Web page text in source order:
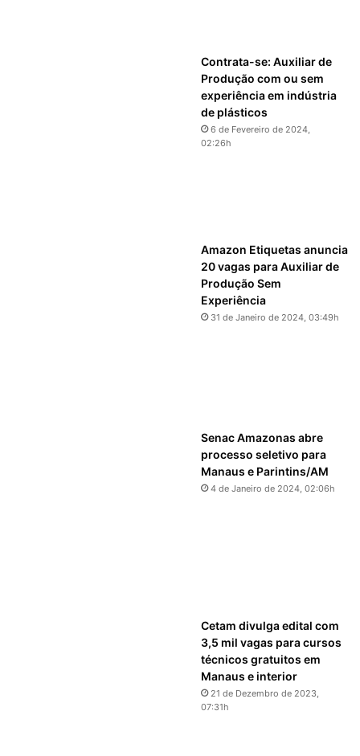
Contrata-se: Auxiliar de
Produção com ou sem
experiência em indústria
de plásticos
6 de Fevereiro de 2024,
02:26h
Amazon Etiquetas anuncia
20 vagas para Auxiliar de
Produção Sem
Experiência
31 de Janeiro de 2024, 03:49h
Senac Amazonas abre
processo seletivo para
Manaus e Parintins/AM
4 de Janeiro de 2024, 02:06h
Cetam divulga edital com
3,5 mil vagas para cursos
técnicos gratuitos em
Manaus e interior
21 de Dezembro de 2023,
07:31h